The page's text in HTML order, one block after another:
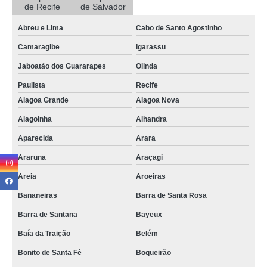
recebimento de entrega e correspondência preço Araruna
empresa de recebimento e gestão de correspondência Mamanguape
contratar recebimento correspondência para empresas Belém
controle de recebimento e entrega de correspondências preço Conde
serviço de recebimento de correspondência preço Sousa
empresa de serviço de controle de recebimento e entrega de
correspondências João Pessoa
controle de recebimento e entrega de correspondências Mari
recebimento de correspondência Barra dos Coqueiros
serviço de recebimento de entrega e correspondência preço Mulungu
recebimento de entrega e correspondência Camaçari
correspondências Pedras de Fogo
de Recife
de Salvador
Abreu e Lima Cabo de Santo Agostinho
Camaragibe Igarassu
Jaboatão dos Guararapes Olinda
Paulista
Recife
Alagoa Grande
Alagoa Nova
Alagoinha Alhandra
Aparecida Arara
Araruna Araçagi
Areia Aroeiras
Bananeiras Barra de Santa Rosa
Barra de Santana Bayeux
Baía da Traição Belém
Bonito de Santa Fé Boqueirão